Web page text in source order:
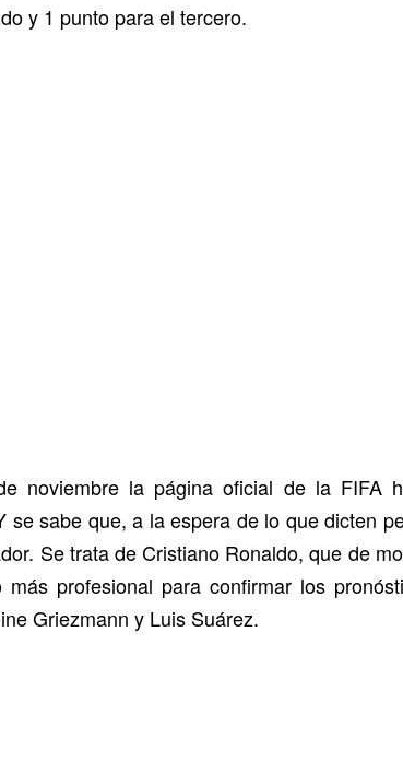
y 1 punto para el tercero.
noviembre la página oficial de la FIFA
se sabe que, a la espera de lo que dicten
Se trata de Cristiano Ronaldo, que de
más profesional para confirmar los
Griezmann y Luis Suárez.